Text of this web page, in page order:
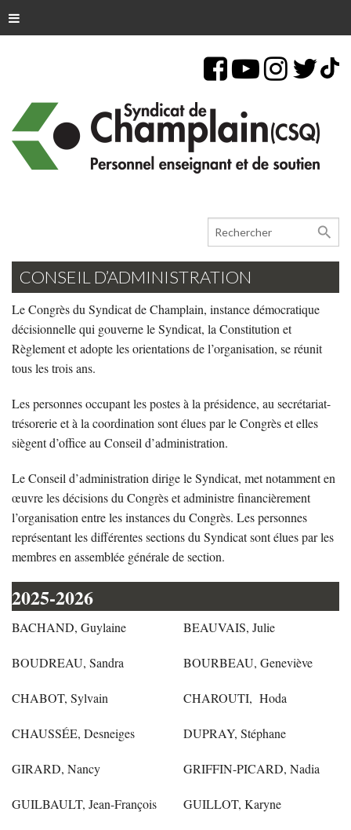
search
CONSEIL D’ADMINISTRATION
Le Congrès du Syndicat de Champlain, instance démocratique
décisionnelle qui gouverne le Syndicat, la Constitution et
Règlement et adopte les orientations de l’organisation, se réunit
tous les trois ans.
Les personnes occupant les postes à la présidence, au secrétariat-
trésorerie et à la coordination sont élues par le Congrès et elles
siègent d’office au Conseil d’administration.
Le Conseil d’administration dirige le Syndicat, met notamment en
œuvre les décisions du Congrès et administre financièrement
l’organisation entre les instances du Congrès. Les personnes
représentant les différentes sections du Syndicat sont élues par les
membres en assemblée générale de section.
2025-2026
BACHAND, Guylaine BEAUVAIS, Julie
BOUDREAU, Sandra BOURBEAU, Geneviève
CHABOT, Sylvain CHAROUTI, Hoda
CHAUSSÉE, Desneiges DUPRAY, Stéphane
GIRARD, Nancy GRIFFIN-PICARD, Nadia
GUILBAULT, Jean-François GUILLOT, Karyne